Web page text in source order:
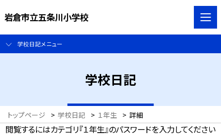
岩倉市立五条川小学校
学校日記メニュー
学校日記
トップページ > 学校日記 > １年生 > 詳細
閲覧するにはカテゴリ『１年生』のパスワードを入力してください